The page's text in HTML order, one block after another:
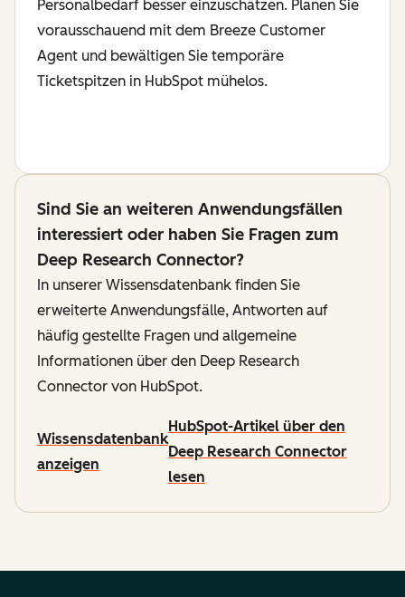
Personalbedarf besser einzuschätzen. Planen Sie
vorausschauend mit dem Breeze Customer
Agent und bewältigen Sie temporäre
Ticketspitzen in HubSpot mühelos.
Sind Sie an weiteren Anwendungsfällen
interessiert oder haben Sie Fragen zum
Deep Research Connector?
In unserer Wissensdatenbank finden Sie
erweiterte Anwendungsfälle, Antworten auf
häufig gestellte Fragen und allgemeine
Informationen über den Deep Research
Connector von HubSpot.
Wissensdatenbank
anzeigen
HubSpot-Artikel über den
Deep Research Connector
lesen